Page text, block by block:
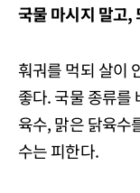
국물 마시지 말고,
훠궈를 먹되 살이
좋다. 국물 종류를
육수, 맑은 닭육수
수는 피한다.